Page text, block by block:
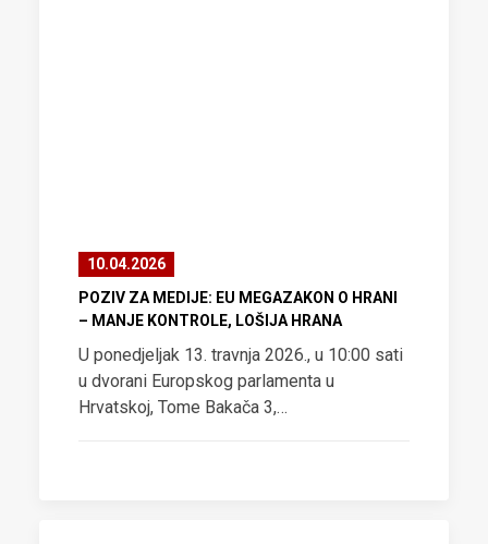
10.04.2026
POZIV ZA MEDIJE: EU MEGAZAKON O HRANI
– MANJE KONTROLE, LOŠIJA HRANA
U ponedjeljak 13. travnja 2026., u 10:00 sati
u dvorani Europskog parlamenta u
Hrvatskoj, Tome Bakača 3,…